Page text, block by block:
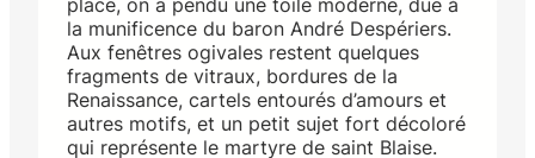
la munificence du baron André Despériers.
Aux fenêtres ogivales restent quelques
fragments de vitraux, bordures de la
Renaissance, cartels entourés d’amours et
autres motifs, et un petit sujet fort décoloré
qui représente le martyre de saint Blaise.